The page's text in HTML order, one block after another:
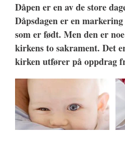
Dåpen er en av de store
Dåpsdagen er en
som er født. Men den er
kirkens to sakrament. Det
kirken utfører på oppdrag